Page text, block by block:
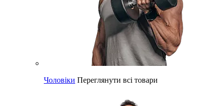
Чоловіки Переглянути всі товари